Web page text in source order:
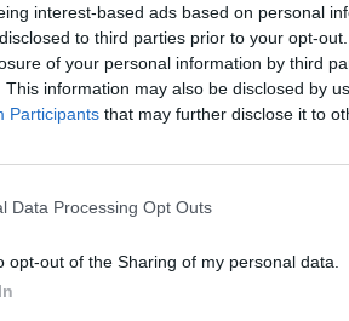
interest-based ads based on personal
to third parties prior to your opt-
of your personal information by third
This information may also be disclosed by
Participants that may further disclose it to
Data Processing Opt Outs
opt-out of the Sharing of my personal data.